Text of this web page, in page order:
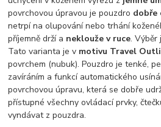
povrchovou úpravou je pouzdro dobře
netrpí na olupování nebo trhání
příjemně drží a neklouže v ruce. Výběr
Tato varianta je v motivu Travel
povrchem (nubuk). Pouzdro je tenké,
zavíráním a funkcí automatického
povrchovou úpravu, která se dobře
přístupné všechny ovládací prvky,
vyndávat z pouzdra.